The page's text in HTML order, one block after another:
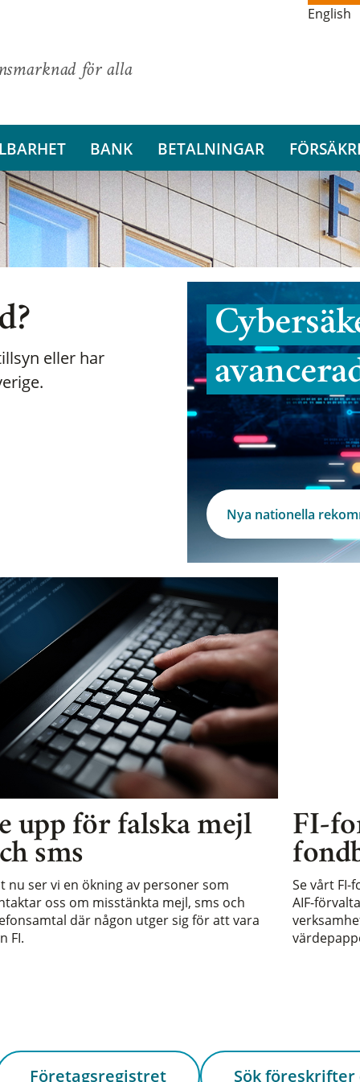
för alla
English
BANK BETALNINGAR
eller har
Nya nationella
upp för falska mejl
sms
nu ser vi en ökning av personer som
oss om misstänkta mejl, sms och
där någon utger sig för att vara
FI.
FI-
Se vårt
AIF-
Företagsregistret Sök föreskrifter